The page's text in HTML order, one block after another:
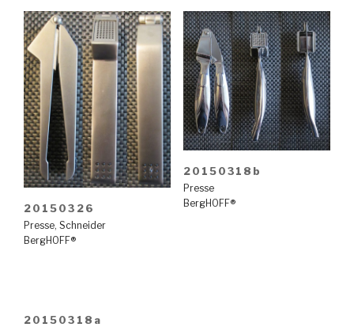
20150326
Presse, Schneider
BergHOFF®
20150318b
Presse
BergHOFF®
20150318a